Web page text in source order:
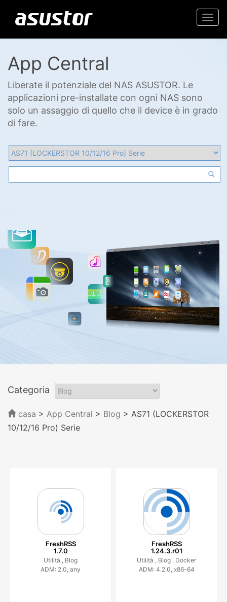
App Central
Liberate il potenziale del NAS ASUSTOR. Le
applicazioni pre-installate con ogni NAS sono
solo un assaggio di quello che il device è in grado
di fare.
Categoria
casa > App Central > Blog > AS71 (LOCKERSTOR
10/12/16 Pro) Serie
FreshRSS
1.7.0
Utilità , Blog
ADM: 2.0, any
FreshRSS
1.24.3.r01
Utilità , Blog , Docker
ADM: 4.2.0, x86-64